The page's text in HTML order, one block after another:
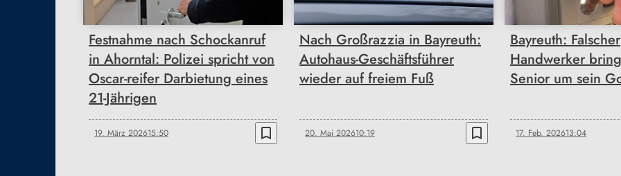
Festnahme nach Schockanruf
in Ahorntal: Polizei spricht von
Oscar-reifer Darbietung eines
21-Jährigen
19. März 202615:50 bookmark_border
Nach Großrazzia in Bayreuth:
Autohaus-Geschäftsführer
wieder auf freiem Fuß
20. Mai 202610:19 bookmark_border
Bayreuth: Falscher
Handwerker
Senior um sein
17. Feb. 202613:04